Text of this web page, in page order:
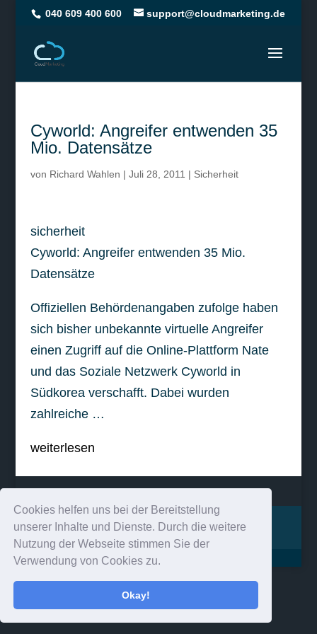
Cookies helfen uns bei der Bereitstellung
unserer Inhalte und Dienste. Durch die weitere
Nutzung der Webseite stimmen Sie der
Verwendung von Cookies zu.
Okay!
040 609 400 600 support@cloudmarketing.de
Cyworld: Angreifer entwenden 35
Mio. Datensätze
von Richard Wahlen | Juli 28, 2011 | Sicherheit
sicherheit
Cyworld: Angreifer entwenden 35 Mio.
Datensätze
Offiziellen Behördenangaben zufolge haben
sich bisher unbekannte virtuelle Angreifer
einen Zugriff auf die Online-Plattform Nate
und das Soziale Netzwerk Cyworld in
Südkorea verschafft. Dabei wurden
zahlreiche …
weiterlesen
Impressum Kontakt